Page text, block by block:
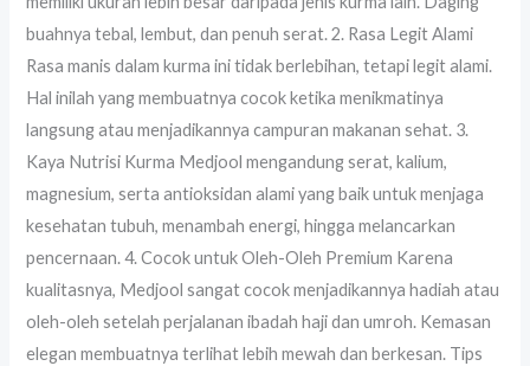
buahnya tebal, lembut, dan penuh serat. 2. Rasa Legit Alami
Rasa manis dalam kurma ini tidak berlebihan, tetapi legit alami.
Hal inilah yang membuatnya cocok ketika menikmatinya
langsung atau menjadikannya campuran makanan sehat. 3.
Kaya Nutrisi Kurma Medjool mengandung serat, kalium,
magnesium, serta antioksidan alami yang baik untuk menjaga
kesehatan tubuh, menambah energi, hingga melancarkan
pencernaan. 4. Cocok untuk Oleh-Oleh Premium Karena
kualitasnya, Medjool sangat cocok menjadikannya hadiah atau
oleh-oleh setelah perjalanan ibadah haji dan umroh. Kemasan
elegan membuatnya terlihat lebih mewah dan berkesan. Tips